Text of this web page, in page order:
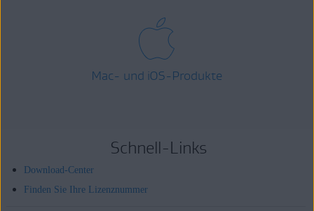
Mac- und iOS-Produkte
Schnell-Links
Download-Center
Finden Sie Ihre Lizenznummer